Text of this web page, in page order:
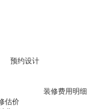
装修费用明细
估价